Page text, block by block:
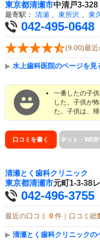
東京都清瀬市中清戸3-328
最寄駅： 清瀬 、 東所沢 、 東
042-495-0648
(9.00)最近
▶ 水上歯科医院のページを見
一番したの子
した。子供が
た。子供は、
口コミを書く ネット・WEB
清瀬とく歯科クリニック
東京都清瀬市元町1-3-38
042-496-3755
最近の口コミ 0 件｜口コミ総
▶ 清瀬とく歯科クリニックの